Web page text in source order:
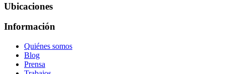
Ubicaciones
Información
Quiénes somos
Blog
Prensa